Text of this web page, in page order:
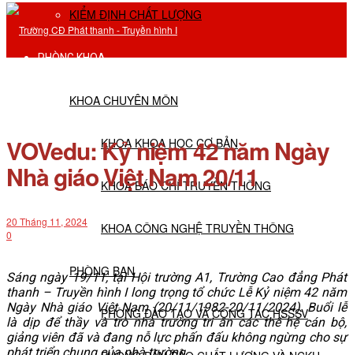
KIỂM ĐỊNH CHẤT LƯỢNG
PHÒNG KHOA
KHOA CHUYÊN MÔN
KHOA KHOA HỌC CƠ BẢN
KHOA BÁO CHÍ TRUYỀN THÔNG
KHOA CÔNG NGHỆ TRUYỀN THÔNG
PHÒNG BAN
PHÒNG ĐÀO TẠO VÀ CÔNG TÁC HSSSV
VOVedu: Kỷ niệm 42 năm Ngày
Nhà giáo Việt Nam 20/11
20 Tháng 11, 2024
0
Sáng ngày 19/11, tại Hội trường A1, Trường Cao đẳng Phát
thanh – Truyền hình I long trọng tổ chức Lễ Kỷ niệm 42 năm
Ngày Nhà giáo Việt Nam (20/11/1982-20/11/2024). Buổi lễ
là dịp để thầy và trò nhà trường tri ân các thế hệ cán bộ,
giảng viên đã và đang nỗ lực phấn đấu không ngừng cho sự